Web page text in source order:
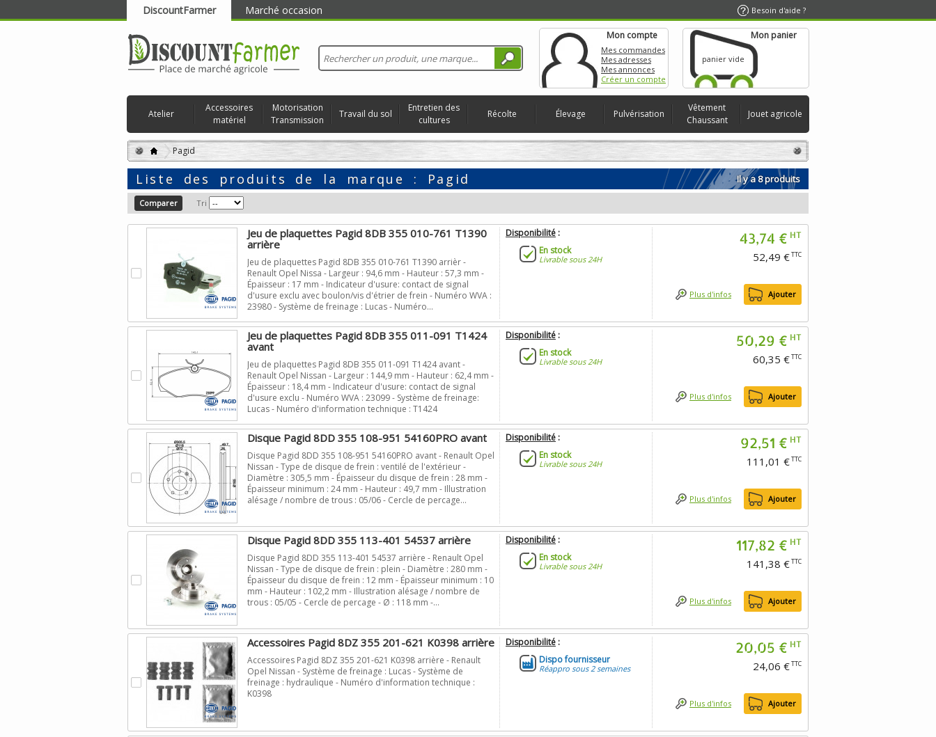
DiscountFarmer Marché occasion Besoin d'aide ?
RECHERCHER
Mon compte
Mes commandes
Mes adresses
Mes annonces
Créer un compte
Mon panier
panier vide
Atelier
Accessoires
matériel
Motorisation
Transmission
Travail du sol
Entretien des
cultures
Récolte Élevage Pulvérisation
Vêtement
Chaussant
Jouet agricole
Pagid
Liste des produits de la marque : Pagid Il y a 8 produits
Tri
Jeu de plaquettes Pagid 8DB 355 010-761 T1390
arrière
Jeu de plaquettes Pagid 8DB 355 010-761 T1390 arrièr -
Renault Opel Nissa - Largeur : 94,6 mm - Hauteur : 57,3 mm -
Épaisseur : 17 mm - Indicateur d'usure: contact de signal
d'usure exclu avec boulon/vis d'étrier de frein - Numéro WVA :
23980 - Système de freinage : Lucas - Numéro...
Disponibilité :
En stock
Livrable sous 24H
43,74 € HT
52,49 €TTC
Plus d'infos Ajouter
Jeu de plaquettes Pagid 8DB 355 011-091 T1424
avant
Jeu de plaquettes Pagid 8DB 355 011-091 T1424 avant -
Renault Opel Nissan - Largeur : 144,9 mm - Hauteur : 62,4 mm -
Épaisseur : 18,4 mm - Indicateur d'usure: contact de signal
d'usure exclu - Numéro WVA : 23099 - Système de freinage:
Lucas - Numéro d'information technique : T1424
Disponibilité :
En stock
Livrable sous 24H
50,29 € HT
60,35 €TTC
Plus d'infos Ajouter
Disque Pagid 8DD 355 108-951 54160PRO avant
Disque Pagid 8DD 355 108-951 54160PRO avant - Renault Opel
Nissan - Type de disque de frein : ventilé de l'extérieur -
Diamètre : 305,5 mm - Épaisseur du disque de frein : 28 mm -
Épaisseur minimum : 24 mm - Hauteur : 49,7 mm - Illustration
alésage / nombre de trous : 05/06 - Cercle de percage...
Disponibilité :
En stock
Livrable sous 24H
92,51 € HT
111,01 €TTC
Plus d'infos Ajouter
Disque Pagid 8DD 355 113-401 54537 arrière
Disque Pagid 8DD 355 113-401 54537 arrière - Renault Opel
Nissan - Type de disque de frein : plein - Diamètre : 280 mm -
Épaisseur du disque de frein : 12 mm - Épaisseur minimum : 10
mm - Hauteur : 102,2 mm - Illustration alésage / nombre de
trous : 05/05 - Cercle de percage - Ø : 118 mm -...
Disponibilité :
En stock
Livrable sous 24H
117,82 € HT
141,38 €TTC
Plus d'infos Ajouter
Accessoires Pagid 8DZ 355 201-621 K0398 arrière
Accessoires Pagid 8DZ 355 201-621 K0398 arrière - Renault
Opel Nissan - Système de freinage : Lucas - Système de
freinage : hydraulique - Numéro d'information technique :
K0398
Disponibilité :
Dispo fournisseur
Réappro sous 2 semaines
20,05 € HT
24,06 €TTC
Plus d'infos Ajouter